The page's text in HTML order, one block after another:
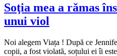
Soţia mea a rămas
unui viol
Noi alegem Viața ! După ce
copii, a fost violată, soțului ei îi